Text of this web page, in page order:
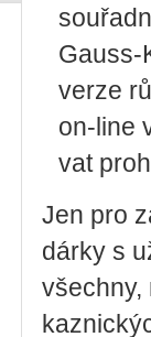
Gauss-
verze
on-line
vat
Jen pro
dárky s